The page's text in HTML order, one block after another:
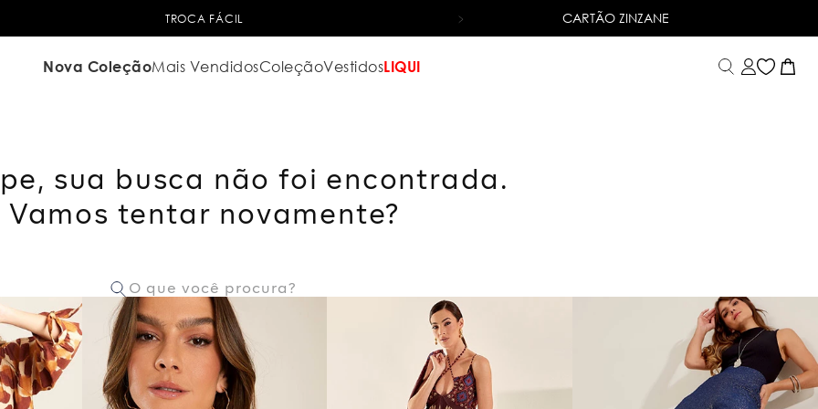
TROCA FÁCIL 6X SEM JUROSNO CARTÃO DE CRÉDITO
CARTÃO ZINZANE
Nova ColeçãoMais VendidosColeçãoVestidosLIQUI
sua busca não foi encontrada.
Vamos tentar novamente?